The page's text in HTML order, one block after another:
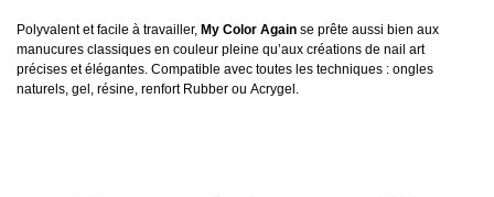
Polyvalent et facile à travailler, My Color Again se prête aussi bien aux
manucures classiques en couleur pleine qu’aux créations de nail art
précises et élégantes. Compatible avec toutes les techniques : ongles
naturels, gel, résine, renfort Rubber ou Acrygel.